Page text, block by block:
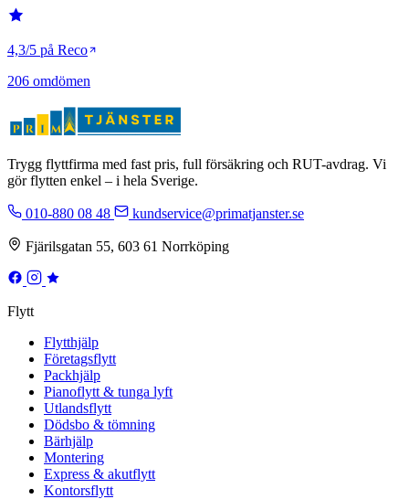
4,3/5 på Reco
206 omdömen
Trygg flyttfirma med fast pris, full försäkring och RUT-avdrag. Vi
gör flytten enkel – i hela Sverige.
010-880 08 48 kundservice@primatjanster.se
Fjärilsgatan 55, 603 61 Norrköping
Flytt
Flytthjälp
Företagsflytt
Packhjälp
Pianoflytt & tunga lyft
Utlandsflytt
Dödsbo & tömning
Bärhjälp
Montering
Express & akutflytt
Kontorsflytt